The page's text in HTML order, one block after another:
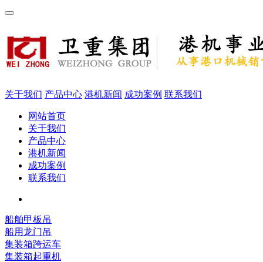
关于我们 产品中心 港机新闻 成功案例 联系我们
网站首页
关于我们
产品中心
港机新闻
成功案例
联系我们
船舶甲板吊
船用龙门吊
集装箱跨运车
集装箱起重机